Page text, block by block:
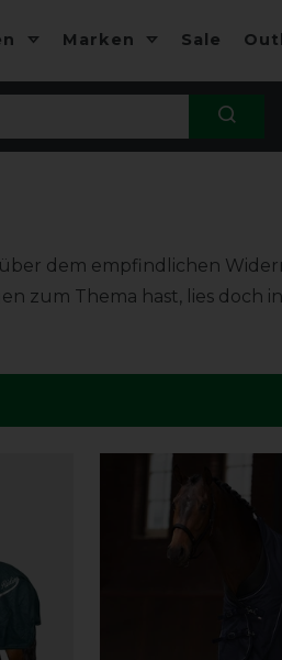
Marken Sale
dem empfindlichen
zum Thema hast, lies doch